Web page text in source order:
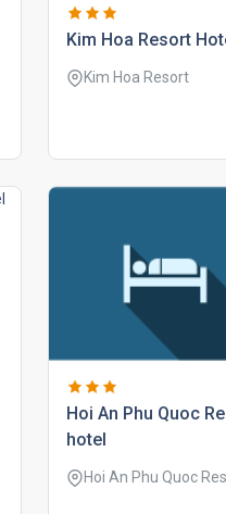
kim hoa resort
Kim Hoa Resort
hoi an phu quoc
hotel
Hoi An Phu Quoc